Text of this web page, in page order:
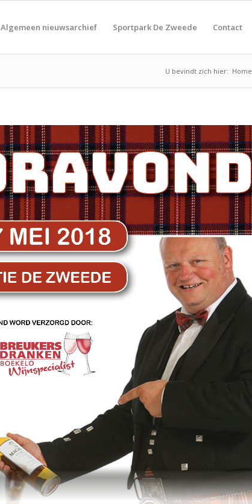
Algemeen nieuwsarchief Sportpark De Zweede Contact
U bevindt zich hier: Home